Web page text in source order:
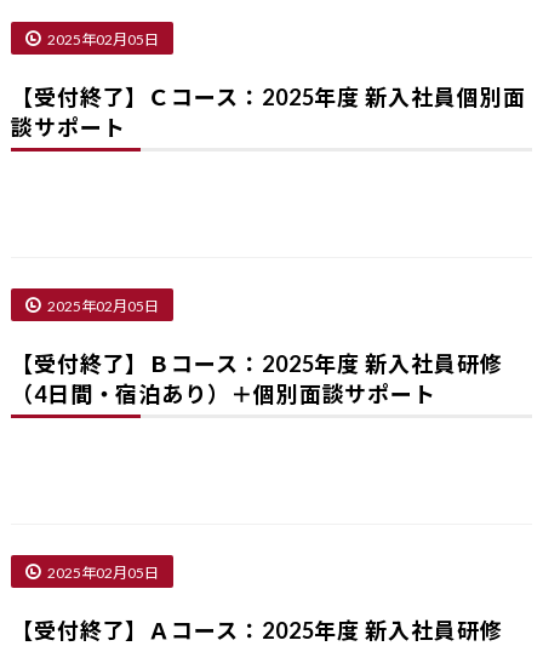
2025年02月05日
【受付終了】Ｃコース：2025年度 新入社員個別面
談サポート
2025年02月05日
【受付終了】Ｂコース：2025年度 新入社員研修
（4日間・宿泊あり）＋個別面談サポート
2025年02月05日
【受付終了】Ａコース：2025年度 新入社員研修